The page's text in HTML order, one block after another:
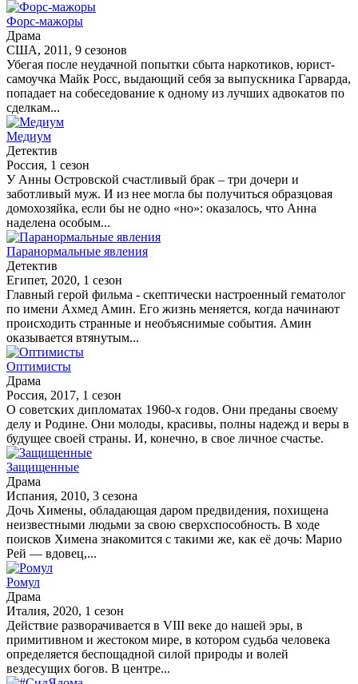
Форс-мажоры
Драма
США, 2011, 9 сезонов
Убегая после неудачной попытки сбыта наркотиков, юрист-
самоучка Майк Росс, выдающий себя за выпускника Гарварда,
попадает на собеседование к одному из лучших адвокатов по
сделкам...
Медиум
Детектив
Россия, 1 сезон
У Анны Островской счастливый брак – три дочери и
заботливый муж. И из нее могла бы получиться образцовая
домохозяйка, если бы не одно «но»: оказалось, что Анна
наделена особым...
Паранормальные явления
Детектив
Египет, 2020, 1 сезон
Главный герой фильма - скептически настроенный гематолог
по имени Ахмед Амин. Его жизнь меняется, когда начинают
происходить странные и необъяснимые события. Амин
оказывается втянутым...
Оптимисты
Драма
Россия, 2017, 1 сезон
О советских дипломатах 1960-х годов. Они преданы своему
делу и Родине. Они молоды, красивы, полны надежд и веры в
будущее своей страны. И, конечно, в свое личное счастье.
Защищенные
Драма
Испания, 2010, 3 сезона
Дочь Химены, обладающая даром предвидения, похищена
неизвестными людьми за свою сверхспособность. В ходе
поисков Химена знакомится с такими же, как её дочь: Марио
Рей — вдовец,...
Ромул
Драма
Италия, 2020, 1 сезон
Действие разворачивается в VIII веке до нашей эры, в
примитивном и жестоком мире, в котором судьба человека
определяется беспощадной силой природы и волей
вездесущих богов. В центре...